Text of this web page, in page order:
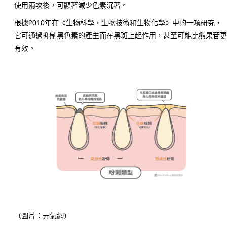
使用兩次後，可顯著減少色素沉著。
根據2010年在《生物科學，生物技術和生物化學》中的一項研究，
它可通過抑制黑色素的產生而在黑斑上起作用，甚至可能比熊果苷更
有效。
（圖片：元氣網）